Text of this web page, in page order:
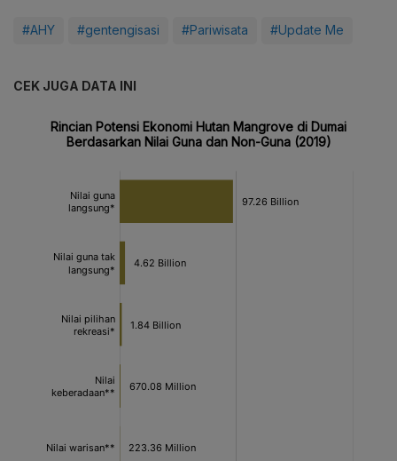
#AHY #gentengisasi #Pariwisata #Update Me
CEK JUGA DATA INI